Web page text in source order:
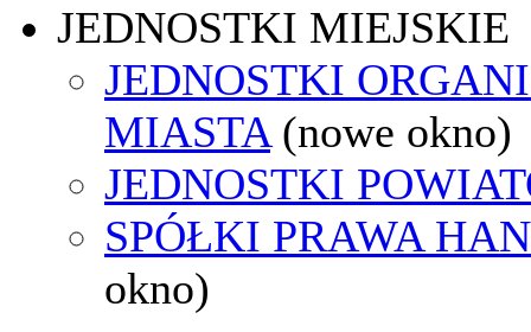
JEDNOSTKI MIEJSKIE
JEDNOSTKI
MIASTA (nowe okno)
JEDNOSTKI
SPÓŁKI PRAWA
okno)